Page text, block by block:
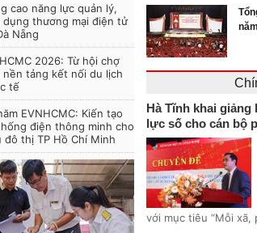
cao năng lực quản lý,
dụng thương mại điện tử
Nẵng
2026: Từ hội chợ
nền tảng kết nối du lịch
tế
EVNHCMC: Kiến tạo
điện thông minh cho
đô thị TP Hồ Chí Minh
Hà Tĩnh khai giảng
lực số cho cán bộ
với mục tiêu “Mỗi xã,